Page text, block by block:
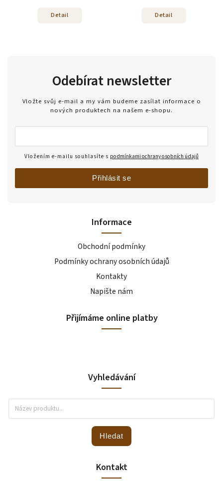
Detail Detail
Informace
Obchodní podmínky
Podmínky ochrany osobních údajů
Kontakty
Napište nám
Přijímáme online platby
Odebírat newsletter
Vložte svůj e-mail a my vám budeme zasílat informace o
nových produktech na našem e-shopu.
Vložením e-mailu souhlasíte s podmínkami ochrany osobních údajů
Přihlásit se
Vyhledávání
Hledat
Kontakt